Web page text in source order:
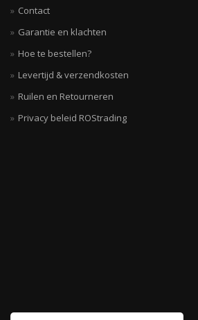
Contact
Garantie en klachten
Hoe te bestellen?
Levertijd & verzendkosten
Ruilen en Retourneren
Privacy beleid ROStrading